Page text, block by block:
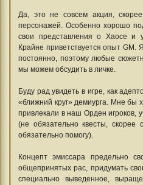
Да, это не совсем акция,
персонажей. Особенно хорошо
свои представления о Хаосе и
Крайне приветствуется опыт GM.
постоянно, поэтому любые
мы можем обсудить в личке.
Буду рад увидеть в игре, как
«ближний круг» демиурга. Мне бы
привлекали в наш Орден игроков,
(не обязательно квесты,
обязательно помогу).
Концепт эмиссара предельно
общепринятых рас, придумать
специально выведенное,